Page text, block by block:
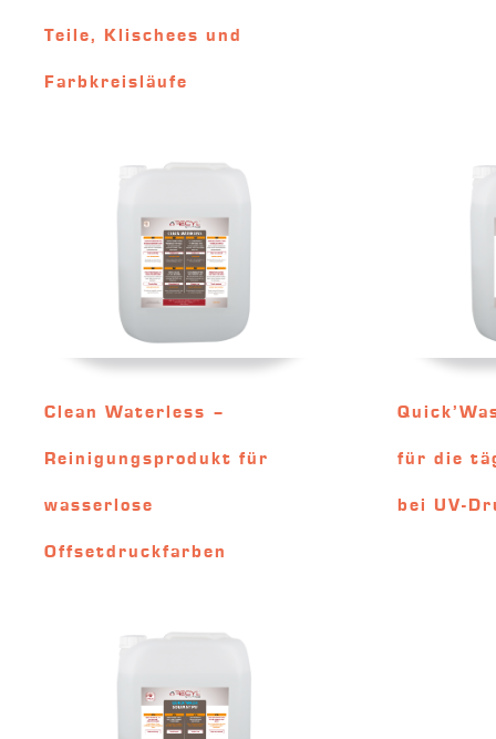
Teile, Klischees und
Farbkreisläufe
Clean Waterless –
Reinigungsprodukt für
wasserlose
Offsetdruckfarben
für die
bei UV-